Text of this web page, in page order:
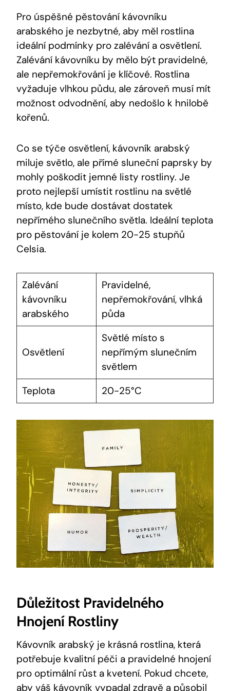
Pro úspěšné pěstování kávovníku
arabského je nezbytné, aby měl rostlina
ideální podmínky pro zalévání a osvětlení.
Zalévání kávovníku by mělo být pravidelné,
ale nepřemokřování je klíčové. Rostlina
vyžaduje vlhkou půdu, ale zároveň musí mít
možnost odvodnění, aby nedošlo k hnilobě
kořenů.
Co se týče osvětlení, kávovník arabský
miluje světlo, ale přímé sluneční paprsky by
mohly poškodit jemné listy rostliny. Je
proto nejlepší umístit rostlinu na světlé
místo, kde bude dostávat dostatek
nepřímého slunečního světla. Ideální teplota
pro pěstování je kolem 20-25 stupňů
Celsia.
Zalévání
kávovníku
arabského
Pravidelné,
nepřemokřování, vlhká
půda
Osvětlení
Světlé místo s
nepřímým slunečním
světlem
Teplota
20-25°C
Důležitost Pravidelného
Hnojení Rostliny
Kávovník arabský je krásná rostlina, která
potřebuje kvalitní péči a pravidelné hnojení
pro optimální růst a kvetení. Pokud chcete,
aby váš kávovník vypadal zdravě a působil